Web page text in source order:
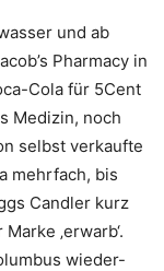
und ab
Pharmacy in
Cola für 5Cent
Medizin, noch
selbst verkaufte
mehrfach, bis
Candler kurz
‚erwarb‘.
wieder-